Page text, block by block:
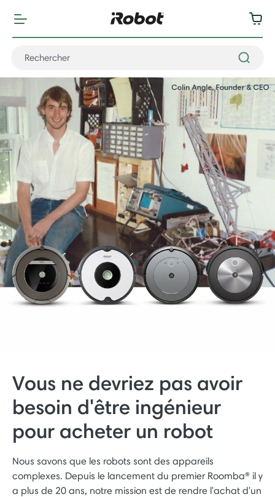
Vous ne devriez pas avoir
besoin d'être ingénieur
pour acheter un robot
Nous savons que les robots sont des appareils
complexes. Depuis le lancement du premier Roomba® il y
a plus de 20 ans, notre mission est de rendre l'achat d'un